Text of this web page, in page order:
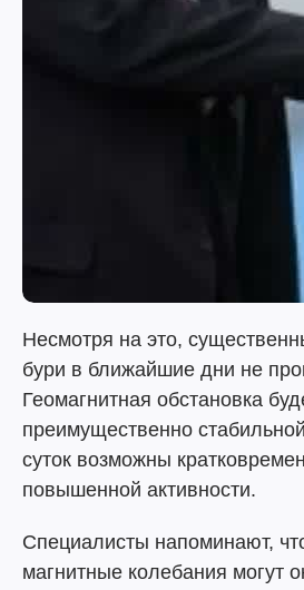
Несмотря на это,
бури в ближайшие дни не
Геомагнитная обстановка
преимущественно
суток возможны
повышенной активности.
Специалисты напоминают,
магнитные колебания могут